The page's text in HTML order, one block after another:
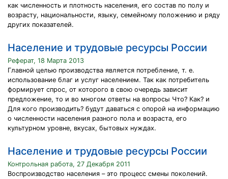
как численность и плотность населения, его состав по полу и
возрасту, национальности, языку, семейному положению и ряду
других показателей.
Население и трудовые ресурсы России
Реферат, 18 Марта 2013
Главной целью производства является потребление, т. е.
использование благ и услуг населением. Так как потребитель
формирует спрос, от которого в свою очередь зависит
предложение, то и во многом ответы на вопросы Что? Как? и
Для кого производить? будут даваться с опорой на информацию
о численности населения разного пола и возраста, его
культурном уровне, вкусах, бытовых нуждах.
Население и трудовые ресурсы России
Контрольная работа, 27 Декабря 2011
Воспроизводство населения – это процесс смены поколений.